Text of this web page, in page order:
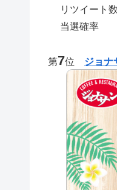
リツイート数
当選確率
第7位 ジョナ